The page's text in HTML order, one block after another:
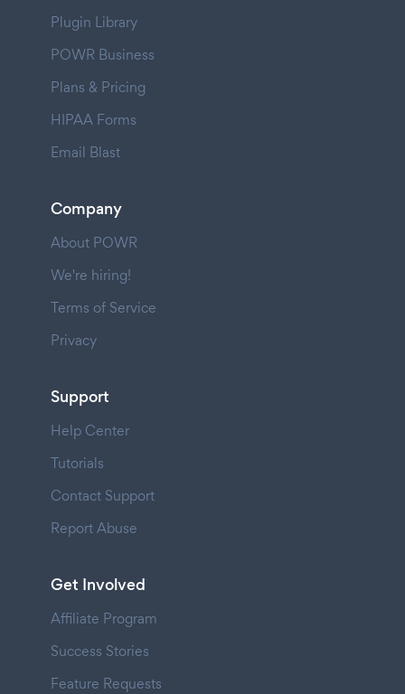
Plugin Library
POWR Business
Plans & Pricing
HIPAA Forms
Email Blast
Company
About POWR
We're hiring!
Terms of Service
Privacy
Support
Help Center
Tutorials
Contact Support
Report Abuse
Get Involved
Affiliate Program
Success Stories
Feature Requests